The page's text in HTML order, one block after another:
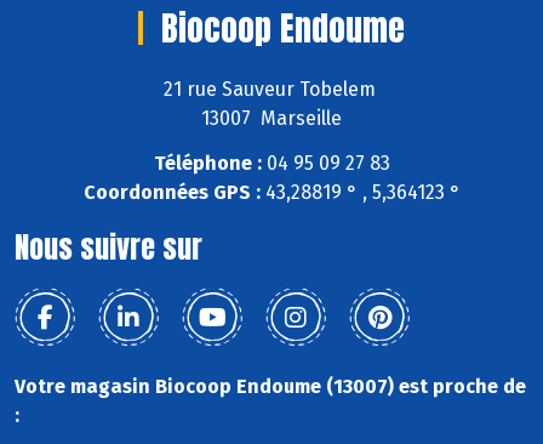
Biocoop Endoume
21 rue Sauveur Tobelem
13007 Marseille
Téléphone :04 95 09 27 83
Coordonnées GPS :43,28819 ° , 5,364123 °
Nous suivre sur
Votre magasin Biocoop Endoume (13007) est proche de
: